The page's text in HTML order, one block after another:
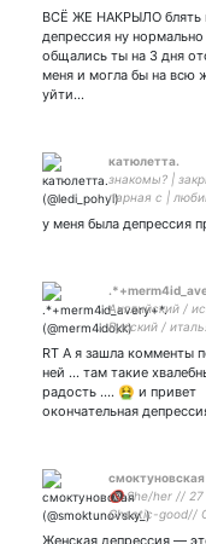
| tiktok: lorrrks |
ниже
ВСЁ ЖЕ НАКРЫЛО блять
депрессия ну
общались ты на 3 дня
меня и могла бы на всю
уйти…
катюлетта.
знакомы? |
парная с |
у меня была депрессия
Английский /
Русский /
RT А я зашла комменты
ней … там такие
радость …. 🤮 и привет
окончательная
смоктуновская
🔞 She/her //
Chaotic-good//
Женская депрессия —